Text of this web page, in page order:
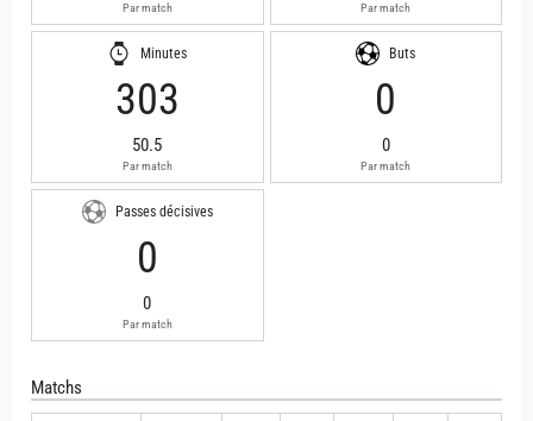
Par match Par match
Minutes
303
50.5
Par match
Buts
0
0
Par match
Passes décisives
0
0
Par match
Matchs